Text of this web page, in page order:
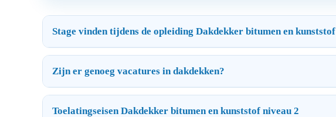
Stage vinden tijdens de opleiding Dakdekker bitumen en kunststof
Zijn er genoeg vacatures in dakdekken?
Toelatingseisen Dakdekker bitumen en kunststof niveau 2